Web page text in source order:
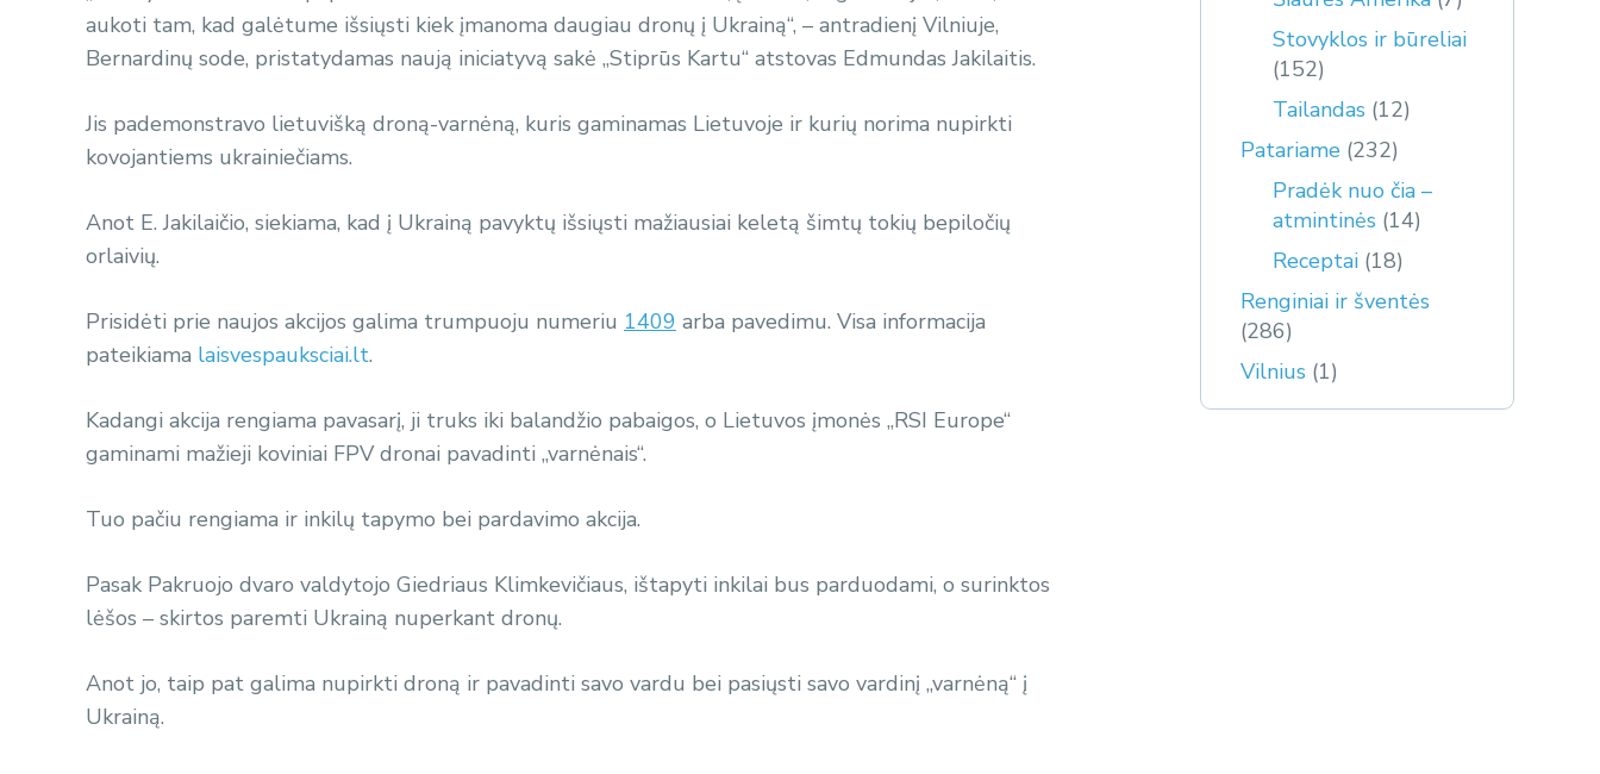
aukoti tam, kad galėtume išsiųsti kiek įmanoma daugiau dronų į Ukrainą“, – antradienį Vilniuje,
Bernardinų sode, pristatydamas naują iniciatyvą sakė „Stiprūs Kartu“ atstovas Edmundas Jakilaitis.
Jis pademonstravo lietuvišką droną-varnėną, kuris gaminamas Lietuvoje ir kurių norima nupirkti
kovojantiems ukrainiečiams.
Anot E. Jakilaičio, siekiama, kad į Ukrainą pavyktų išsiųsti mažiausiai keletą šimtų tokių bepiločių
orlaivių.
Prisidėti prie naujos akcijos galima trumpuoju numeriu 1409 arba pavedimu. Visa informacija
pateikiama laisvespauksciai.lt.
Kadangi akcija rengiama pavasarį, ji truks iki balandžio pabaigos, o Lietuvos įmonės „RSI Europe“
gaminami mažieji koviniai FPV dronai pavadinti „varnėnais“.
Tuo pačiu rengiama ir inkilų tapymo bei pardavimo akcija.
Pasak Pakruojo dvaro valdytojo Giedriaus Klimkevičiaus, ištapyti inkilai bus parduodami, o surinktos
lėšos – skirtos paremti Ukrainą nuperkant dronų.
Anot jo, taip pat galima nupirkti droną ir pavadinti savo vardu bei pasiųsti savo vardinį „varnėną“ į
Ukrainą.
Stovyklos ir būreliai
(152)
Tailandas (12)
Patariame (232)
Pradėk nuo čia –
atmintinės (14)
Receptai (18)
Renginiai ir šventės
(286)
Vilnius (1)